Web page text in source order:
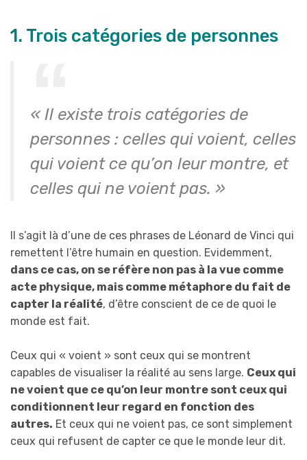
1. Trois catégories de personnes
« Il existe trois catégories de
personnes : celles qui voient, celles
qui voient ce qu’on leur montre, et
celles qui ne voient pas. »
Il s’agit là d’une de ces phrases de Léonard de Vinci qui
remettent l’être humain en question. Evidemment,
dans ce cas, on se réfère non pas à la vue comme
acte physique, mais comme métaphore du fait de
capter la réalité, d’être conscient de ce de quoi le
monde est fait.
Ceux qui « voient » sont ceux qui se montrent
capables de visualiser la réalité au sens large. Ceux qui
ne voient que ce qu’on leur montre sont ceux qui
conditionnent leur regard en fonction des
autres. Et ceux qui ne voient pas, ce sont simplement
ceux qui refusent de capter ce que le monde leur dit.